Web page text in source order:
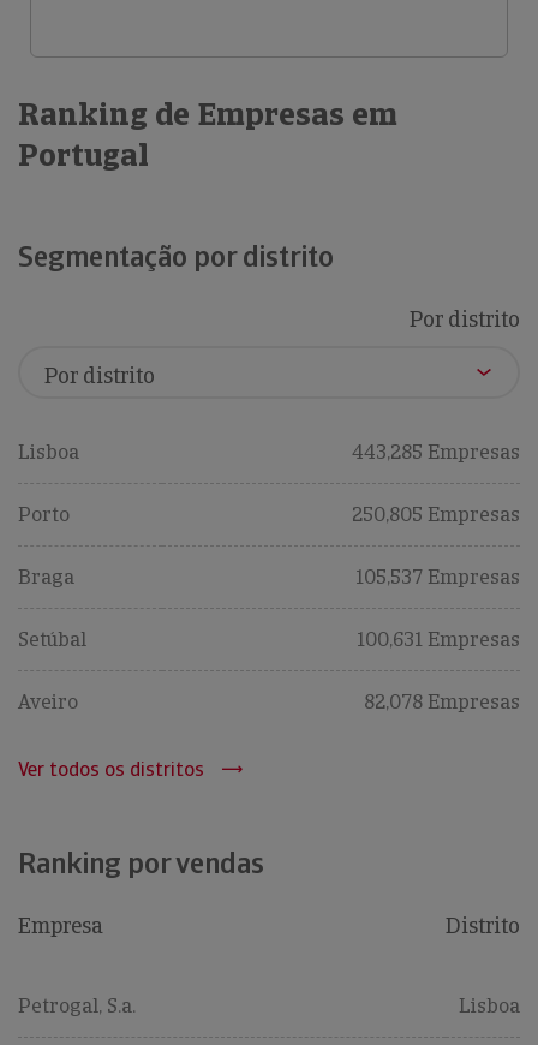
Ranking de Empresas em
Portugal
Segmentação por distrito
Por distrito
Lisboa 443,285 Empresas
Porto 250,805 Empresas
Braga 105,537 Empresas
Setúbal 100,631 Empresas
Aveiro 82,078 Empresas
Ver todos os distritos
Ranking por vendas
Empresa Distrito
Petrogal, S.a. Lisboa